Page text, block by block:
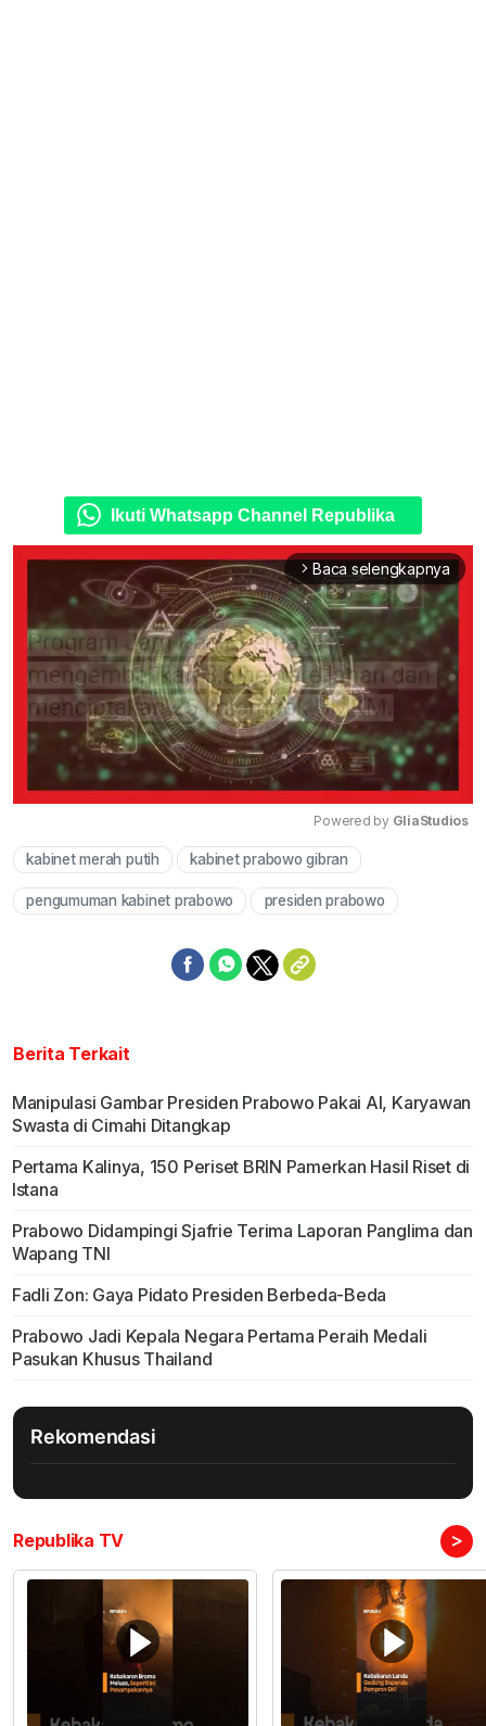
Ikuti Whatsapp Channel Republika
arrow_forward_ios Baca selengkapnya
Powered by GliaStudios
kabinet merah putih kabinet prabowo gibran
pengumuman kabinet prabowo presiden prabowo
Berita Terkait
Manipulasi Gambar Presiden Prabowo Pakai AI, Karyawan
Swasta di Cimahi Ditangkap
Pertama Kalinya, 150 Periset BRIN Pamerkan Hasil Riset di
Istana
Prabowo Didampingi Sjafrie Terima Laporan Panglima dan
Wapang TNI
Fadli Zon: Gaya Pidato Presiden Berbeda-Beda
Prabowo Jadi Kepala Negara Pertama Peraih Medali
Pasukan Khusus Thailand
Rekomendasi
Republika TV >